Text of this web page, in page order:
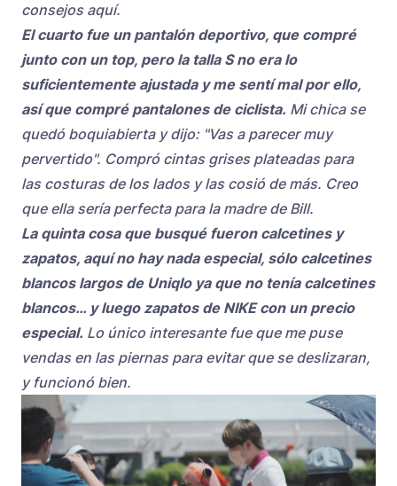
consejos aquí.
El cuarto fue un pantalón deportivo, que compré
junto con un top, pero la talla S no era lo
suficientemente ajustada y me sentí mal por ello,
así que compré pantalones de ciclista. Mi chica se
quedó boquiabierta y dijo: "Vas a parecer muy
pervertido". Compró cintas grises plateadas para
las costuras de los lados y las cosió de más. Creo
que ella sería perfecta para la madre de Bill.
La quinta cosa que busqué fueron calcetines y
zapatos, aquí no hay nada especial, sólo calcetines
blancos largos de Uniqlo ya que no tenía calcetines
blancos… y luego zapatos de NIKE con un precio
especial. Lo único interesante fue que me puse
vendas en las piernas para evitar que se deslizaran,
y funcionó bien.